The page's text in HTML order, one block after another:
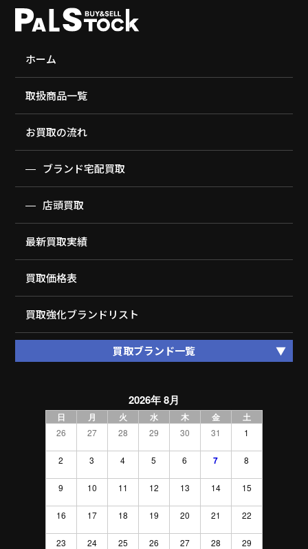
ホーム
取扱商品一覧
お買取の流れ
ブランド宅配買取
店頭買取
最新買取実績
買取価格表
買取強化ブランドリスト
買取ブランド一覧
2026年 8月
日 月 火 水 木 金 土
26 27 28 29 30 31 1
2 3 4 5 6 7 8
9 10 11 12 13 14 15
16 17 18 19 20 21 22
23 24 25 26 27 28 29